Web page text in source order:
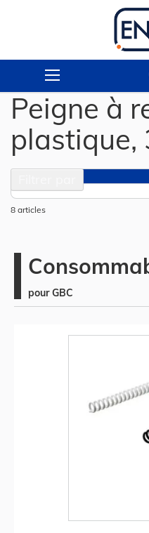
Peigne à
plastique,
8 articles
pour GBC